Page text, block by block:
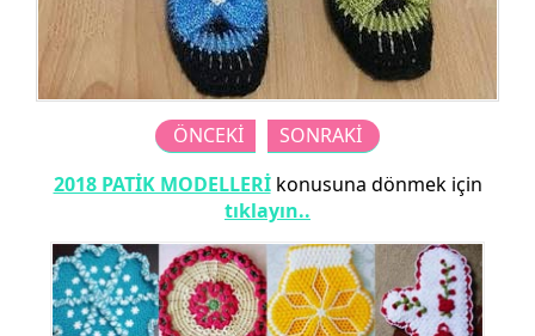
ÖNCEKİ
SONRAKİ
2018 PATİK MODELLERİkonusuna dönmek için
tıklayın..